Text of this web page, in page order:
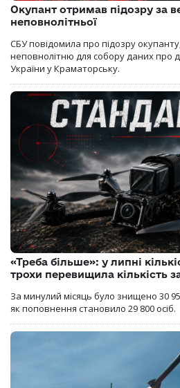
Окупант отримав підозру за
неповнолітньої
СБУ повідомила про підозру
неповнолітню для собору даних про
України у Краматорську.
«Треба більше»: у липні
трохи перевищила кількість
За минулий місяць було знищено 30
як поповнення становило 29 800 осіб.